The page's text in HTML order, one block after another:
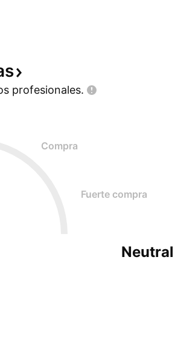
profesionales.
Compra
Fuerte compra
Neutral